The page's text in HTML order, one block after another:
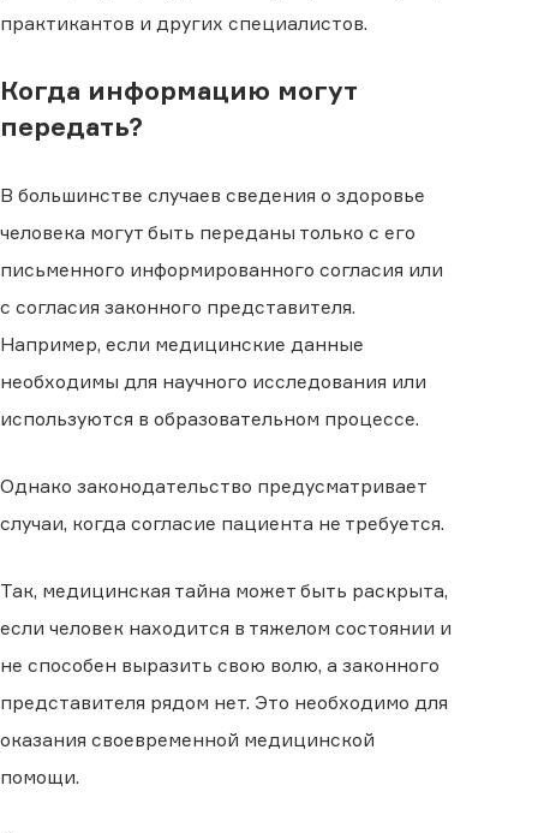
практикантов и других специалистов.
Когда информацию могут
передать?
В большинстве случаев сведения о здоровье
человека могут быть переданы только с его
письменного информированного согласия или
с согласия законного представителя.
Например, если медицинские данные
необходимы для научного исследования или
используются в образовательном процессе.
Однако законодательство предусматривает
случаи, когда согласие пациента не требуется.
Так, медицинская тайна может быть раскрыта,
если человек находится в тяжелом состоянии и
не способен выразить свою волю, а законного
представителя рядом нет. Это необходимо для
оказания своевременной медицинской
помощи.